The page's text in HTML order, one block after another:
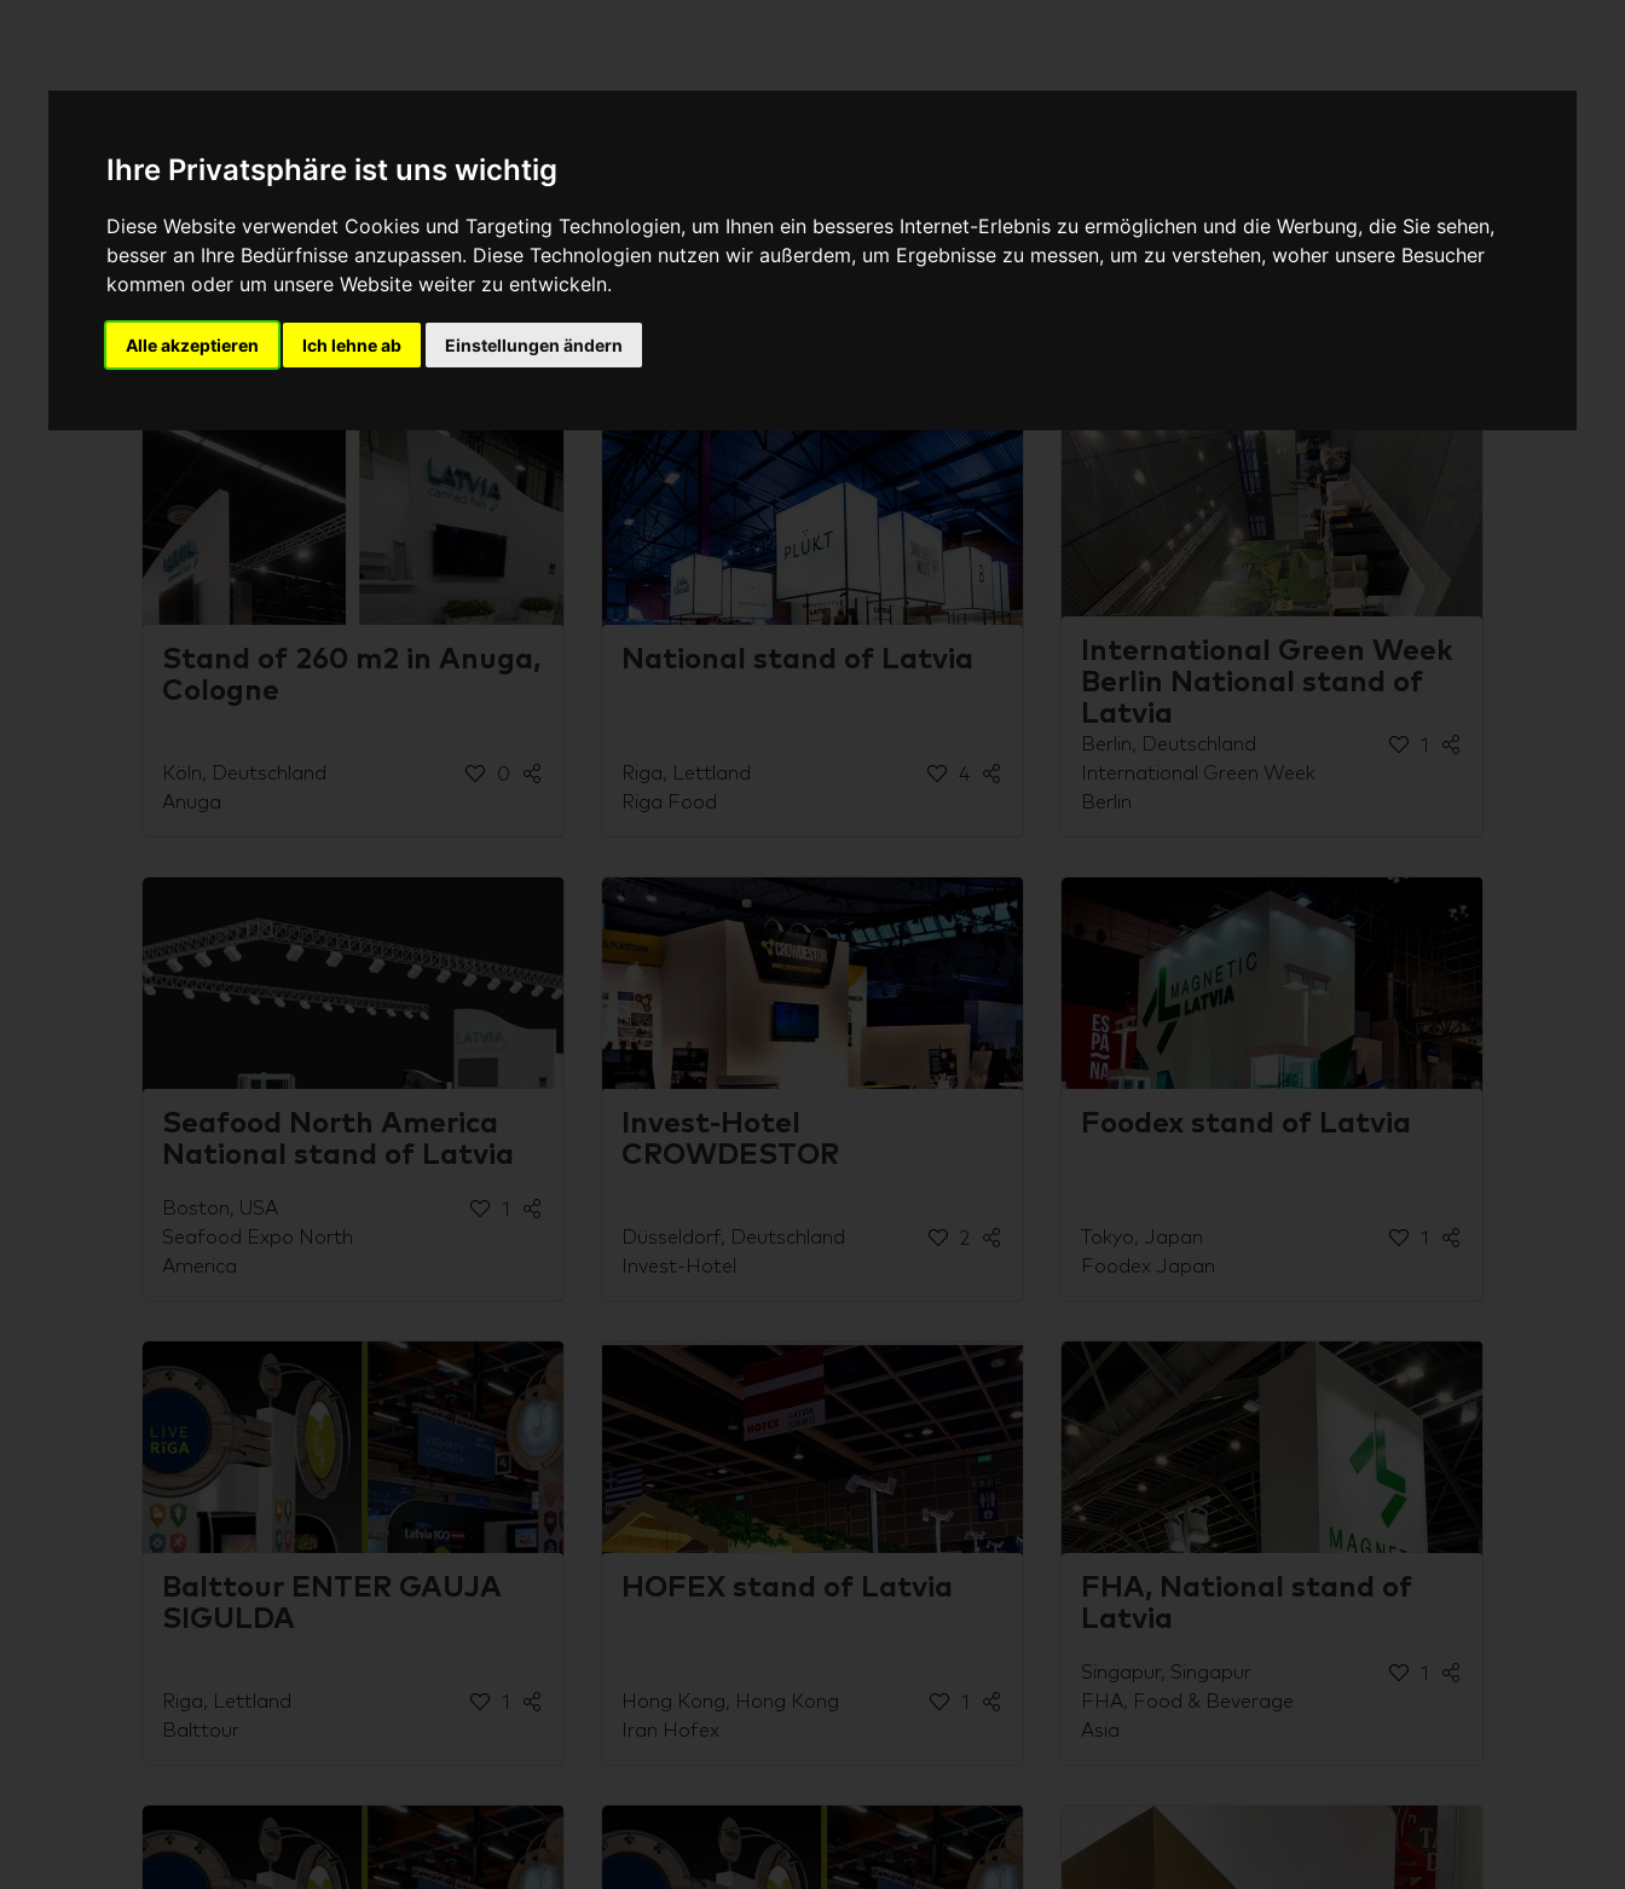
Ihre Privatsphäre ist uns wichtig
Diese Website verwendet Cookies und Targeting Technologien, um Ihnen ein besseres Internet-Erlebnis zu ermöglichen und die Werbung, die Sie sehen,
besser an Ihre Bedürfnisse anzupassen. Diese Technologien nutzen wir außerdem, um Ergebnisse zu messen, um zu verstehen, woher unsere Besucher
kommen oder um unsere Website weiter zu entwickeln.
Alle akzeptieren Ich lehne ab Einstellungen ändern
Stand of 260 m2 in Anuga,
Cologne
Köln, Deutschland
Anuga
0
National stand of Latvia
Riga, Lettland
Riga Food
4
International Green Week
Berlin National stand of
Latvia
Berlin, Deutschland
International Green Week
Berlin
1
Seafood North America
National stand of Latvia
Boston, USA
Seafood Expo North
America
1
Invest-Hotel
CROWDESTOR
Düsseldorf, Deutschland
Invest-Hotel
2
Foodex stand of Latvia
Tokyo, Japan
Foodex Japan
1
Balttour ENTER GAUJA
SIGULDA
Riga, Lettland
Balttour
1
HOFEX stand of Latvia
Hong Kong, Hong Kong
Iran Hofex
1
FHA, National stand of
Latvia
Singapur, Singapur
FHA, Food & Beverage
Asia
1